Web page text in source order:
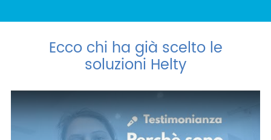
Ecco chi ha già scelto le
soluzioni Helty